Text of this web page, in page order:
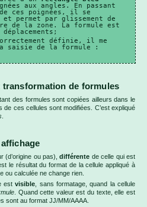
aux angles. En passant
ces poignées, il se
permet par glissement de
de la zone. La formule est
définie, il me
saisie de la formule :
transformation de formules
des formules sont copiées ailleurs dans le
ces cellules sont modifiées. C’est expliqué
(d’origine ou pas),différente de celle qui est
le résultat du format de la cellule appliqué à
ou calculée ne change rien.
estvisible , sans formatage, quand la cellule
. Quand cette valeur est du texte, elle est
sont au format JJ/MM/AAAA.